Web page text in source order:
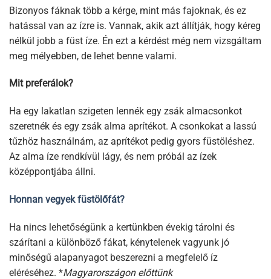
Bizonyos fáknak több a kérge, mint más fajoknak, és ez
hatással van az ízre is. Vannak, akik azt állítják, hogy kéreg
nélkül jobb a füst íze. Én ezt a kérdést még nem vizsgáltam
meg mélyebben, de lehet benne valami.
Mit preferálok?
Ha egy lakatlan szigeten lennék egy zsák almacsonkot
szeretnék és egy zsák alma aprítékot. A csonkokat a lassú
tűzhöz használnám, az aprítékot pedig gyors füstöléshez.
Az alma íze rendkívül lágy, és nem próbál az ízek
középpontjába állni.
Honnan vegyek füstölőfát?
Ha nincs lehetőségünk a kertünkben évekig tárolni és
szárítani a különböző fákat, kénytelenek vagyunk jó
minőségű alapanyagot beszerezni a megfelelő íz
eléréséhez. *Magyarországon előttünk